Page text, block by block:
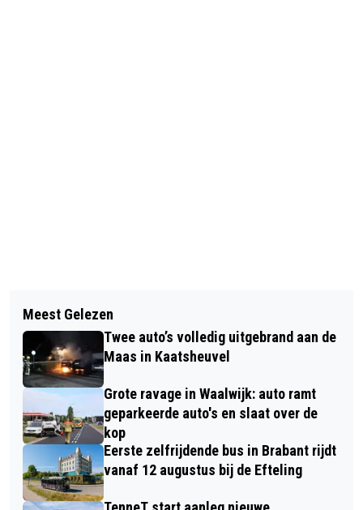
BRAND VERWOEST AUTO AAN DE
WETERINGWEG IN WAALWIJK
DRIEKWART NEDERLANDERS:
VERGOEDING OBESITASMEDICATIE
ALLEEN MET STRIKTE VOORWAARDEN
Meest Gelezen
Twee auto’s volledig uitgebrand aan de
Maas in Kaatsheuvel
Grote ravage in Waalwijk: auto ramt
geparkeerde auto's en slaat over de
kop
Eerste zelfrijdende bus in Brabant rijdt
vanaf 12 augustus bij de Efteling